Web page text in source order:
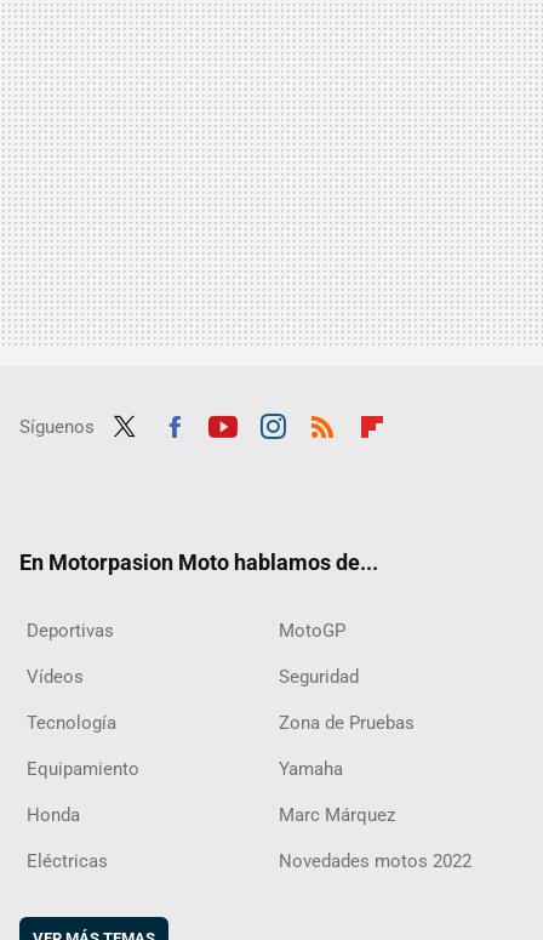
Síguenos
En Motorpasion Moto hablamos de...
Deportivas MotoGP
Vídeos Seguridad
Tecnología Zona de Pruebas
Equipamiento Yamaha
Honda Marc Márquez
Eléctricas Novedades motos 2022